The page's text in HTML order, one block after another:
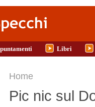
Libri
Tu sei qui
Home
Pic nic sul